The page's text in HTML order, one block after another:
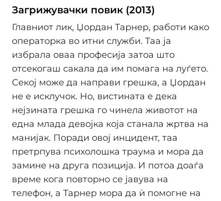
Загрижувачки повик (2013)
Главниот лик, Џордан Тарнер, работи како
операторка во итни служби. Таа ја
избрала оваа професија затоа што
отсекогаш сакала да им помага на луѓето.
Секој може да направи грешка, а Џордан
не е исклучок. Но, вистината е дека
нејзината грешка го чинела животот на
една млада девојка која станала жртва на
манијак. Поради овој инцидент, таа
претрпува психолошка траума и мора да
замине на друга позиција. И потоа доаѓа
време кога повторно се јавува на
телефон, а Тарнер мора да ѝ помогне на